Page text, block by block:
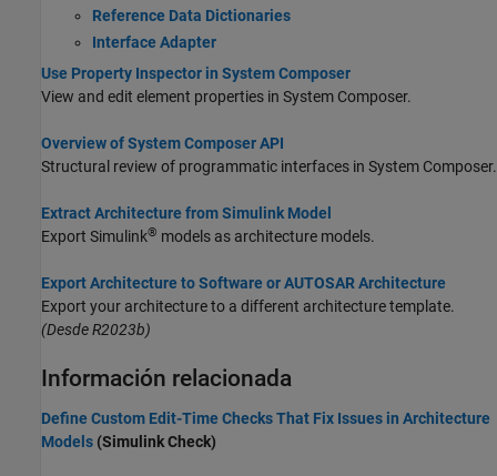
Reference Data Dictionaries
Interface Adapter
Use Property Inspector in System Composer
View and edit element properties in System Composer.
Overview of System Composer API
Structural review of programmatic interfaces in System Composer.
Extract Architecture from Simulink Model
Export Simulink® models as architecture models.
Export Architecture to Software or AUTOSAR Architecture
Export your architecture to a different architecture template.
(Desde R2023b)
Información relacionada
Define Custom Edit-Time Checks That Fix Issues in Architecture
Models (Simulink Check)